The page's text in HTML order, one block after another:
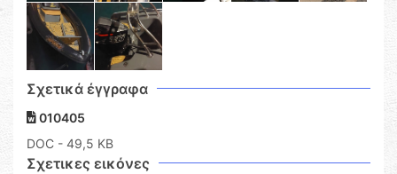
Σχετικά έγγραφα
010405
DOC - 49,5 KB
Σχετικες εικόνες